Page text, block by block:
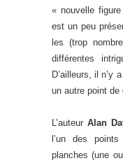
« nouvelle
est un peu
les (trop
différentes
D’ailleurs, il n’y
un autre point de
L’auteur Alan
l’un des
planches (une